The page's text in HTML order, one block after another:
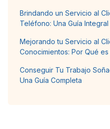
Brindando un Servicio al
Teléfono: Una Guía Integral
Mejorando tu Servicio al
Conocimientos: Por Qué es
Conseguir Tu Trabajo
Una Guía Completa